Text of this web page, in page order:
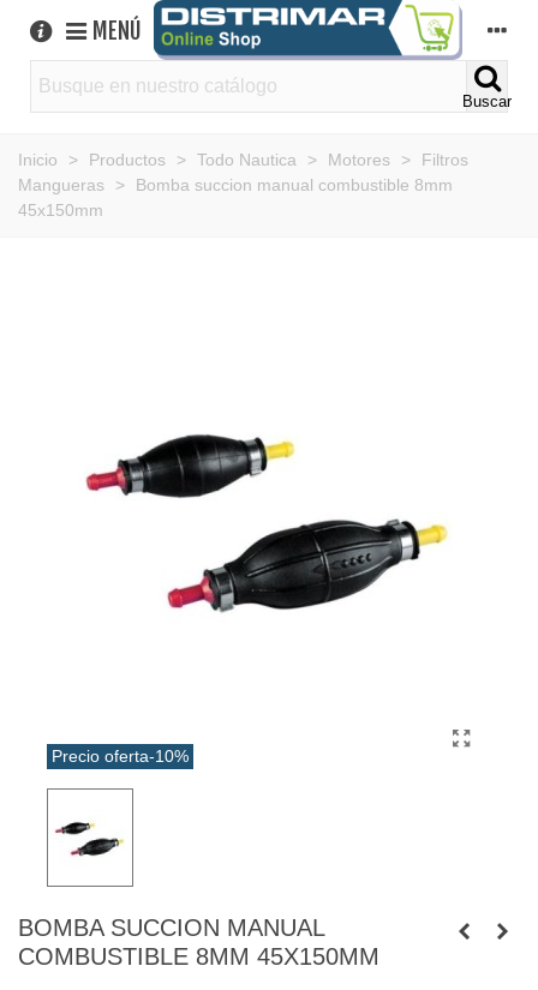
MENÚ
Buscar
Inicio > Productos > Todo Nautica > Motores >
Filtros
Mangueras
>
Bomba succion manual combustible 8mm
45x150mm
Precio oferta-10%
BOMBA SUCCION MANUAL
COMBUSTIBLE 8MM 45X150MM